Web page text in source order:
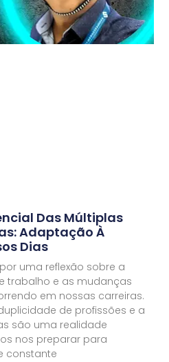
Das Múltiplas
Adaptação À
Dias
uma reflexão sobre a
trabalho e as mudanças
em nossas carreiras.
de profissões e a
são uma realidade
nos preparar para
constante